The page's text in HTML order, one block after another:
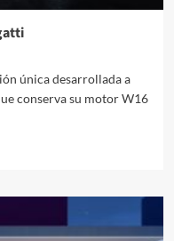
única desarrollada a
conserva su motor W16